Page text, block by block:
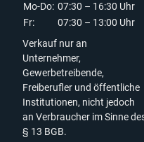
Mo-Do: 07:30 – 16:30 Uhr
Fr:
07:30 – 13:00 Uhr
Verkauf nur an
Unternehmer,
Gewerbetreibende,
Freiberufler und öffentliche
Institutionen, nicht jedoch
an Verbraucher im Sinne
§ 13 BGB.